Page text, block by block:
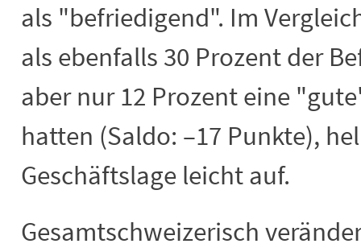
als "befriedigend". Im
als ebenfalls 30 Prozent der
aber nur 12 Prozent eine
hatten (Saldo: –17 Punkte),
Geschäftslage leicht auf.
Gesamtschweizerisch